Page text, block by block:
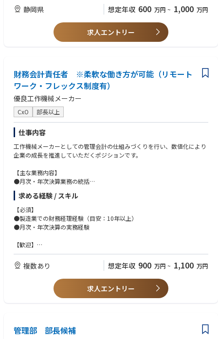
・同社社員が利益を拡大する業務に集中できるよう、ITの統制を通じて会
<< 入社後の教育体制 >>
社内には以下のような研修・教育があります。
・全社教育：役職者研修、部門別研修 等
・自己研鑽プログラム：英会話やプログラミング、その他業務で必要な知
識、ビジネススキルなど受講できるものなど多数あります。
<< キャリアプラン >>
【役職】係長、将来的に管理職へとキャリアアップすることができます。
【身に着けられる知識・技術】ITシステムの統制手法、しくみ、業務シス
テムにおける業務手順など
【環境】 基本は浜松駅北オフィス勤務です。個人の裁量により在宅勤務も
利用可能です。
<< スズキならではの仕事のやりがい >>
・IT技術だけではなく法律に基づいて行われる統制の評価を通じて、会社
の事業基盤の強化に貢献できます
・東証プライムに上場しているからこそ、経験できる業務です。システム
保守だけでは得ることができない、新たな視座を得ることができます。そ
の視座が会社の存続、健全な発展に大きく貢献します
・連結での評価となるため、国外のグループ会社ともやり取りを通して、
・社内外の様々なシステム担当者、セキュリティ担当者、監査部門の方々
との協業を通じ、将来に生きる人脈形成が行えます
・ 内部統制関連業務の経験
・ IT部門、経理部門、監査部門と連携した業務経験
・ ITガバナンスに関する業務の経験
<< 歓迎するスキル・経験 >>
・法務や財務に関する業務の経験がある方歓迎します
・ISO27001等の認証規格対応の業務経験がある方
<< 必須資格 >>
・普通自動車運転免許証
・高専卒以上
<<必須となるTOEICスコア・語学力水準 >>
・TOEIC500点以上
・または海外との英語でのメールのやり取りが支障なくできるレベル
<< 求める人物像 >>
進化を遂げるコンピュータシステムにおいて、機能はもちろん、その処理
ために必須です。プログラミング習得、ITシステム開発の次ステップとし
て、IT全般の内部統制活動を身に付けることで自社のIT環境で考慮すべき
事項を学びたい方、ぜひ一緒に活動しましょう。
ITを通じて会社の業務のやり方を評価、改善を通して会社をより良くして
いく「統制」に興味があれば活躍できます。J-SOXの経験はその意味で必
須ではありません。
見えないところでも会社の健全な発展に貢献する業務に興味があれば、き
静岡県 想定年収 600 万円 ~ 1,000 万円
求人エントリー
財務会計責任者 ※柔軟な働き方が可能（リモート
ワーク・フレックス制度有）
優良工作機械メーカー
CxO 部長以上
仕事内容
工作機械メーカーとしての管理会計の仕組みづくりを行い、数値化により
企業の成長を推進していただくポジションです。
【主な業務内容】
●月次・年次決算業務の統括
●財務諸表（BS／PL／CF）の作成・分析・改善提案
●予算策定、予実管理、経営層へのレポーティング
●税務対応、監査法人対応
●財務ガバナンス・業務フローの整備、DX推進
●財務戦略立案・資金管理・組織マネジメント
■組織構成
ーーメンバー5名
求める経験 / スキル
【必須】
●製造業での財務経理経験（目安：10年以上）
●月次・年次決算の実務経験
【歓迎】
●マネジメント経験、または志向をお持ちの方
●経営企画経験をお持ちの方
複数あり 想定年収 900 万円 ~ 1,100 万円
求人エントリー
管理部 部長候補